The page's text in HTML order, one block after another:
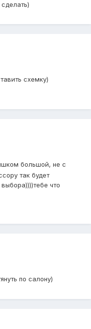
схемку)
большой, не с
так будет
что
по салону)